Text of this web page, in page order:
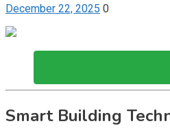
December 22, 2025 0
Smart Building